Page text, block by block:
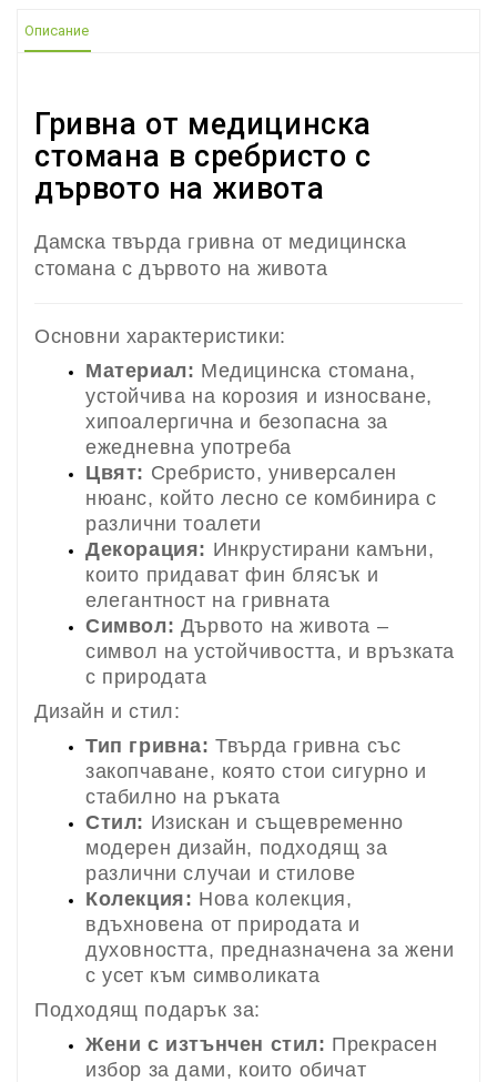
Описание
Гривна от медицинска
стомана в сребристо с
дървото на живота
Дамска твърда гривна от медицинска
стомана с дървото на живота
Основни характеристики:
Материал: Медицинска стомана,
устойчива на корозия и износване,
хипоалергична и безопасна за
ежедневна употреба
Цвят: Сребристо, универсален
нюанс, който лесно се комбинира с
различни тоалети
Декорация: Инкрустирани камъни,
които придават фин блясък и
елегантност на гривната
Символ: Дървото на живота –
символ на устойчивостта, и връзката
с природата
Дизайн и стил:
Тип гривна: Твърда гривна със
закопчаване, която стои сигурно и
стабилно на ръката
Стил: Изискан и същевременно
модерен дизайн, подходящ за
различни случаи и стилове
Колекция: Нова колекция,
вдъхновена от природата и
духовността, предназначена за жени
с усет към символиката
Подходящ подарък за:
Жени с изтънчен стил: Прекрасен
избор за дами, които обичат